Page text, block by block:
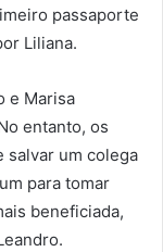
passaporte
Liliana.
e Marisa
entanto, os
um colega
para tomar
beneficiada,